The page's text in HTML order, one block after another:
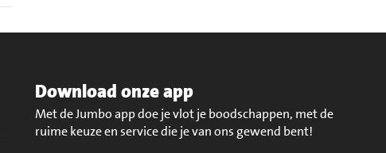
Download onze app
Met de Jumbo app doe je vlot je boodschappen, met de
ruime keuze en service die je van ons gewend bent!